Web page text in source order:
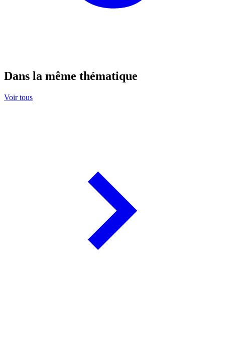
Dans la même thématique
Voir tous